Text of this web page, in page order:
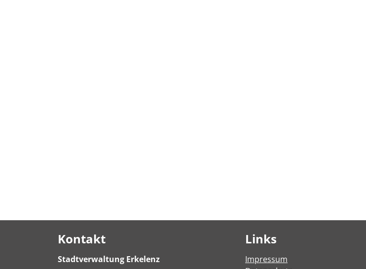
Kontakt
Stadtverwaltung Erkelenz
Links
Impressum